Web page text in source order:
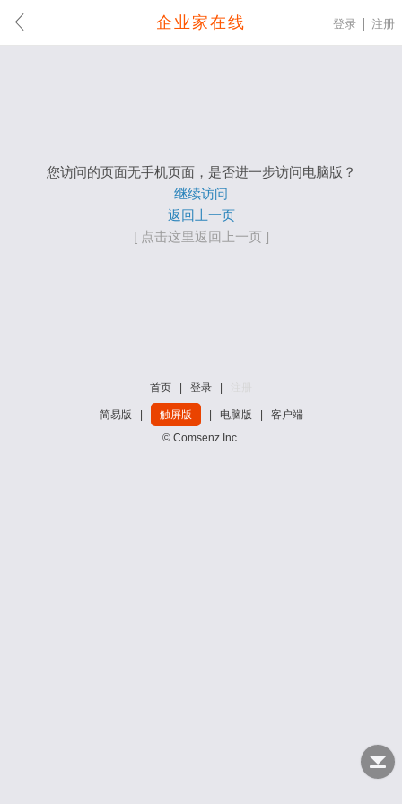
企业家在线 登录 注册
您访问的页面无手机页面，是否进一步访问电脑版？
继续访问
返回上一页
[ 点击这里返回上一页 ]
首页 登录
简易版 触屏版 电脑版
客户端
© Comsenz Inc.